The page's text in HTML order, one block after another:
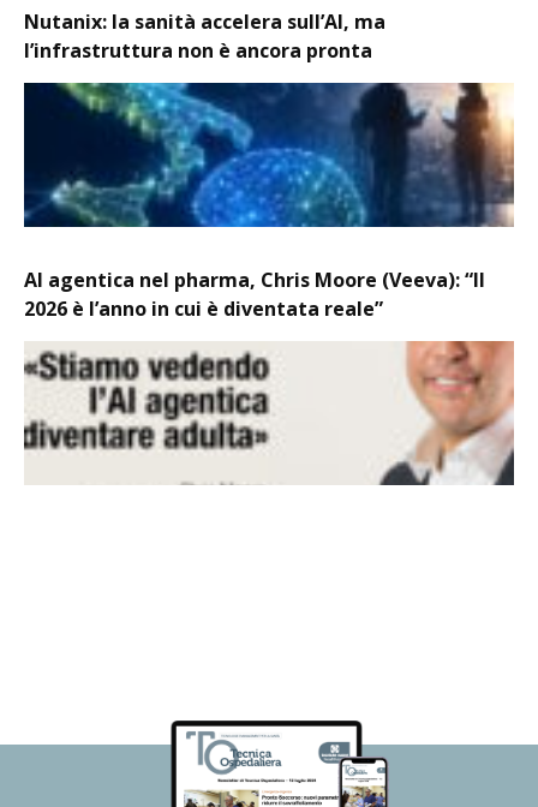
Nutanix: la sanità accelera sull’AI, ma
l’infrastruttura non è ancora pronta
AI agentica nel pharma, Chris Moore (Veeva): “Il
2026 è l’anno in cui è diventata reale”